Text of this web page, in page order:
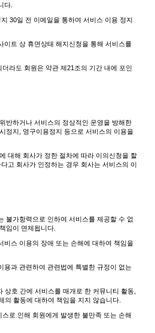
다.
30일 전 이메일을 통하여 서비스 이용 정지
이트 상 휴면상태 해지신청을 통해 서비스를
라도 회원은 약관 제21조의 기간 내에 포인
반하거나 서비스의 정상적인 운영을 방해한
정지, 영구이용정지 등으로 서비스의 이용을
대해 회사가 정한 절차에 따라 이의신청을 할
고 회사가 인정하는 경우 회사는 서비스의 이
불가항력으로 인하여 서비스를 제공할 수 없
임이 면제됩니다.
비스 이용의 장애 또는 손해에 대하여 책임을
용과 관련하여 관련법에 특별한 규정이 없는
상호 간에 서비스를 매개로 한 커뮤니티 활동,
의 활동에 대하여 책임을 지지 않습니다.
로 인해 회원에게 발생한 불만족 또는 손해